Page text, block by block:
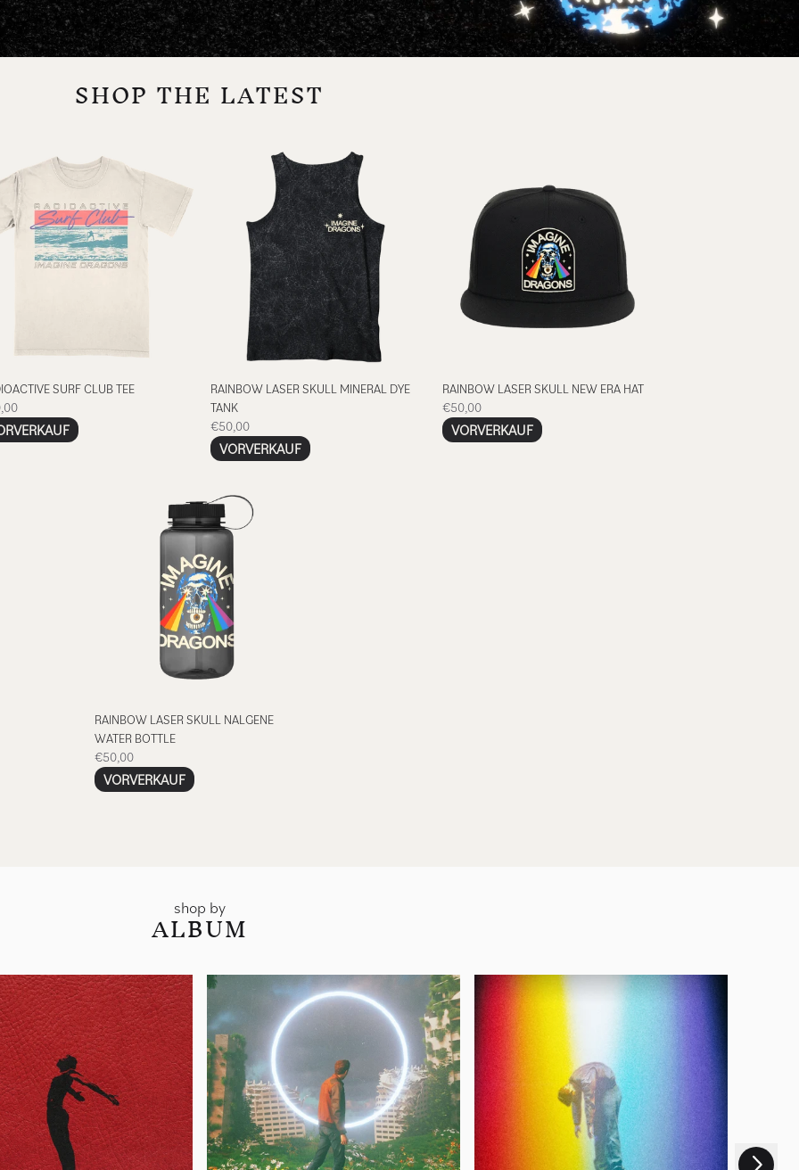
SHOP THE LATEST
SURF CLUB TEE
RAINBOW LASER SKULL MINERAL DYE
TANK
€50,00
VORVERKAUF
RAINBOW LASER SKULL NEW ERA HAT
€50,00
VORVERKAUF
RAINBOW LASER SKULL NALGENE
WATER BOTTLE
€50,00
VORVERKAUF
render_section=true,countdown_script=false,
shop by
ALBUM
nächstes